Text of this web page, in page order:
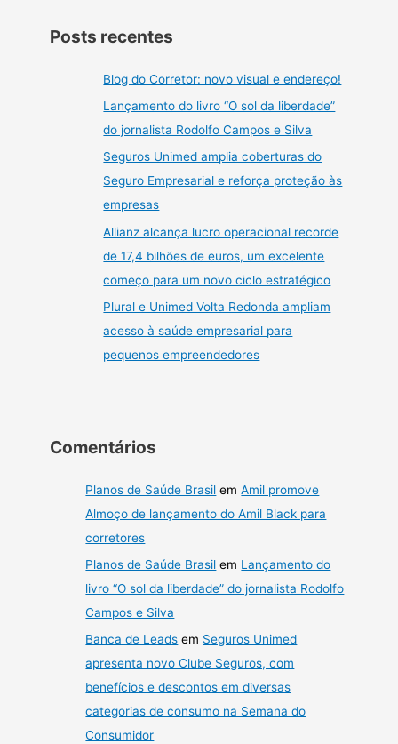
Posts recentes
Blog do Corretor: novo visual e endereço!
Lançamento do livro “O sol da liberdade”
do jornalista Rodolfo Campos e Silva
Seguros Unimed amplia coberturas do
Seguro Empresarial e reforça proteção às
empresas
Allianz alcança lucro operacional recorde
de 17,4 bilhões de euros, um excelente
começo para um novo ciclo estratégico
Plural e Unimed Volta Redonda ampliam
acesso à saúde empresarial para
pequenos empreendedores
Comentários
Planos de Saúde Brasil emAmil promove
Almoço de lançamento do Amil Black para
corretores
Planos de Saúde Brasil em Lançamento do
livro “O sol da liberdade” do jornalista Rodolfo
Campos e Silva
Banca de Leads em Seguros Unimed
apresenta novo Clube Seguros, com
benefícios e descontos em diversas
categorias de consumo na Semana do
Consumidor